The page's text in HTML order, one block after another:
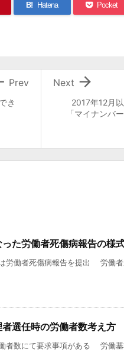
B! Hatena Pocket
2017年12月
「マイナンバ

Next
き
Prev
た労働者死傷病報告の様
労働者死傷病報告を提出 労働
選任時の労働者数考え方
者数にて要求事項がある 労働